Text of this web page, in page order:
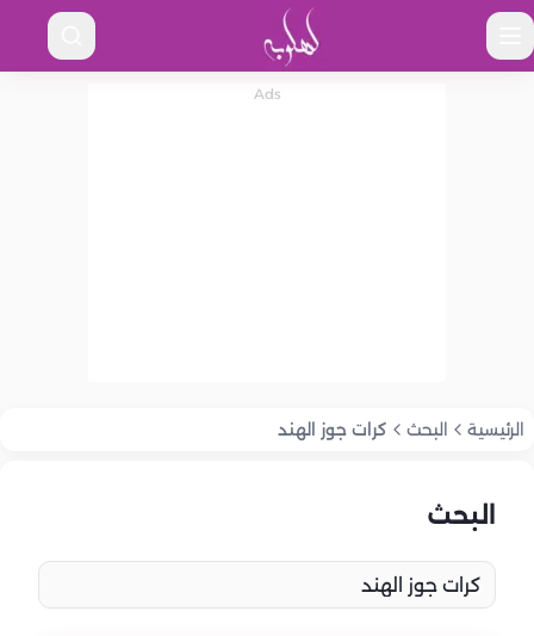
الرئيسية البحث كرات جوز الهند
البحث